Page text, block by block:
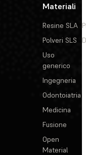
Materiali
Resine SLA
Polveri SLS
Uso
generico
Ingegneria
Odontoiatria
Medicina
Fusione
Open
Material